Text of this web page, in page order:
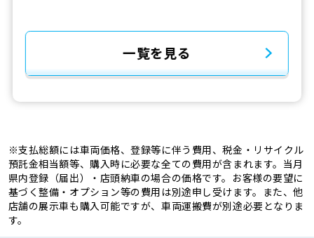
一覧を見る
※支払総額には車両価格、登録等に伴う費用、税金・リサイクル
預託金相当額等、購入時に必要な全ての費用が含まれます。当月
県内登録（届出）・店頭納車の場合の価格です。お客様の要望に
基づく整備・オプション等の費用は別途申し受けます。また、他
店舗の展示車も購入可能ですが、車両運搬費が別途必要となりま
す。